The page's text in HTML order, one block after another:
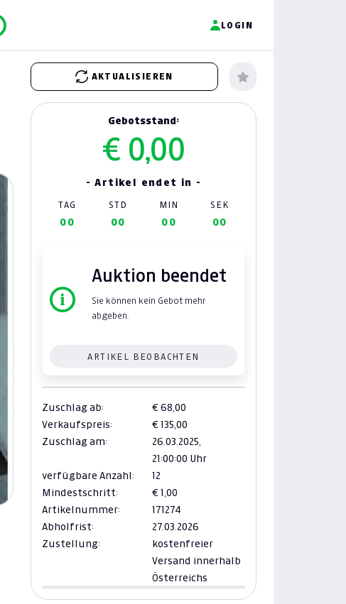
LOGIN
AKTUALISIEREN
Gebotsstand:
€ 0,00
- Artikel endet in -
TAG STD MIN SEK
00 00 00 00
Auktion beendet
Sie können kein Gebot mehr
abgeben.
ARTIKEL BEOBACHTEN
Zuschlag ab:
€ 68,00
Verkaufspreis:
€ 135,00
Zuschlag am:
26.03.2025,
21:00:00 Uhr
verfügbare Anzahl:
12
Mindestschritt:
€ 1,00
Artikelnummer:
171274
Abholfrist:
27.03.2026
Zustellung:
kostenfreier
Versand innerhalb
Österreichs